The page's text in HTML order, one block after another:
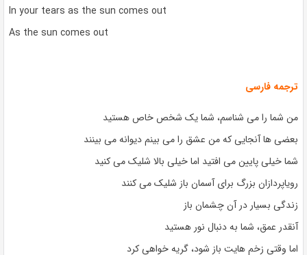
In your tears as the sun comes out
As the sun comes out
ترجمه فارسی
من شما را می شناسم، شما یک شخص خاص هستید
بعضی ها آنجایی که من عشق را می بینم دیوانه می بینند
شما خیلی پایین می افتید اما خیلی بالا شلیک می کنید
رویاپردازان بزرگ برای آسمان باز شلیک می کنند
زندگی بسیار در آن چشمان باز
آنقدر عمق، شما به دنبال نور هستید
اما وقتی زخم هایت باز شود، گریه خواهی کرد